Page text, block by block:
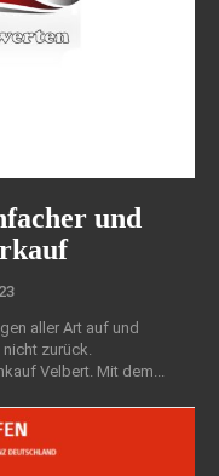
und
aller Art auf und
zurück.
Unkomplizierter Autoverkauf an den Autoankauf Velbert. Mit dem...